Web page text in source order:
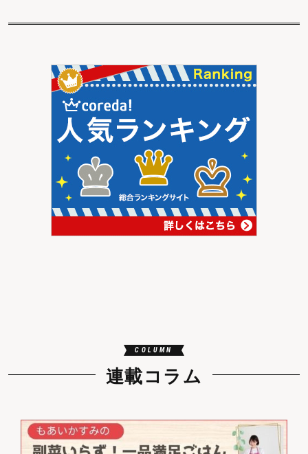
COLUMN
連載コラム